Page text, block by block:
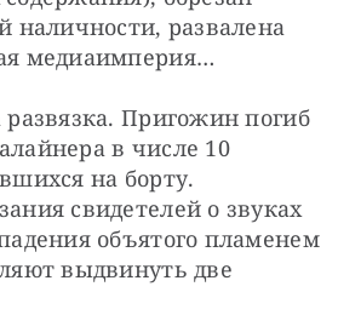
наличности, развалена
медиаимперия…
Пригожин погиб
в числе 10
на борту.
свидетелей о звуках
объятого пламенем
выдвинуть две